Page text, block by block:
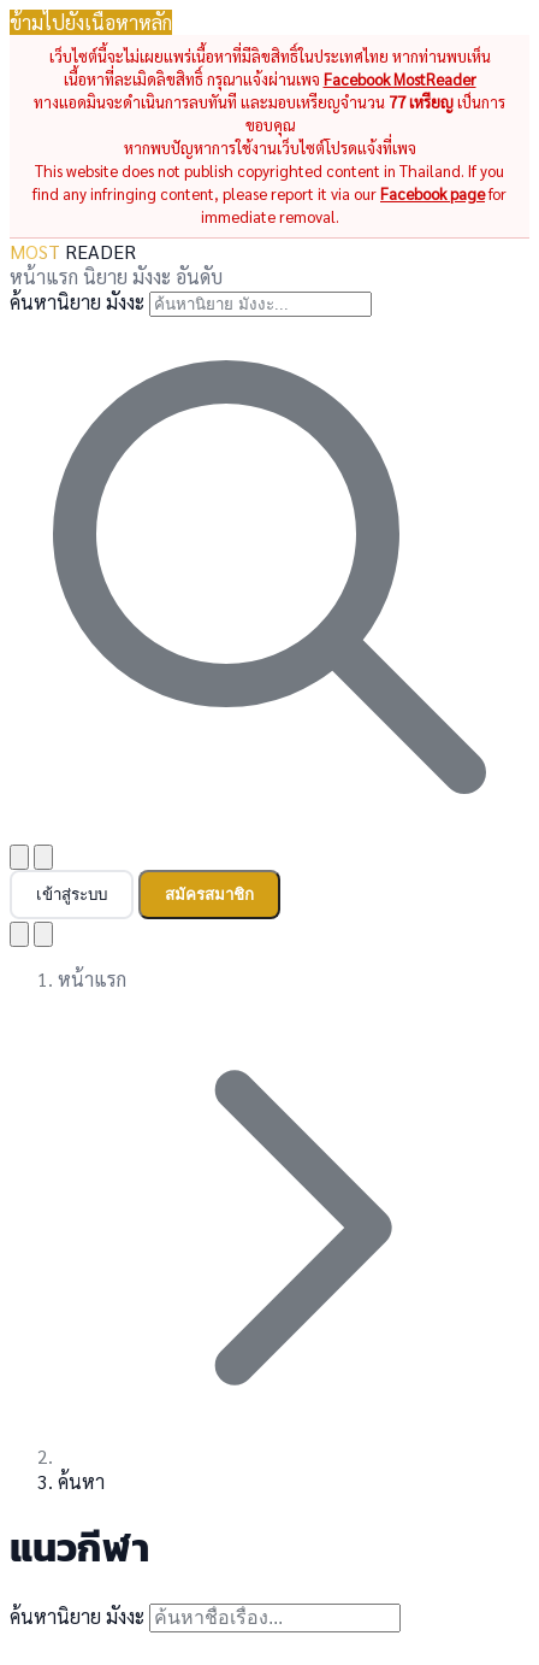
ข้ามไปยังเนื้อหาหลัก
เว็บไซต์นี้จะไม่เผยแพร่เนื้อหาที่มีลิขสิทธิ์ในประเทศไทย หากท่านพบเห็น
เนื้อหาที่ละเมิดลิขสิทธิ์ กรุณาแจ้งผ่านเพจ Facebook MostReader
ทางแอดมินจะดำเนินการลบทันที และมอบเหรียญจำนวน 77 เหรียญเป็นการ
ขอบคุณ
หากพบปัญหาการใช้งานเว็บไซต์โปรดแจ้งที่เพจ
This website does not publish copyrighted content in Thailand. If you
find any infringing content, please report it via ourFacebook pagefor
immediate removal.
MOST READER
หน้าแรก นิยาย มังงะ อันดับ
ค้นหานิยาย มังงะ
เข้าสู่ระบบ สมัครสมาชิก
หน้าแรก
ค้นหา
แนวกีฬา
ค้นหานิยาย มังงะ